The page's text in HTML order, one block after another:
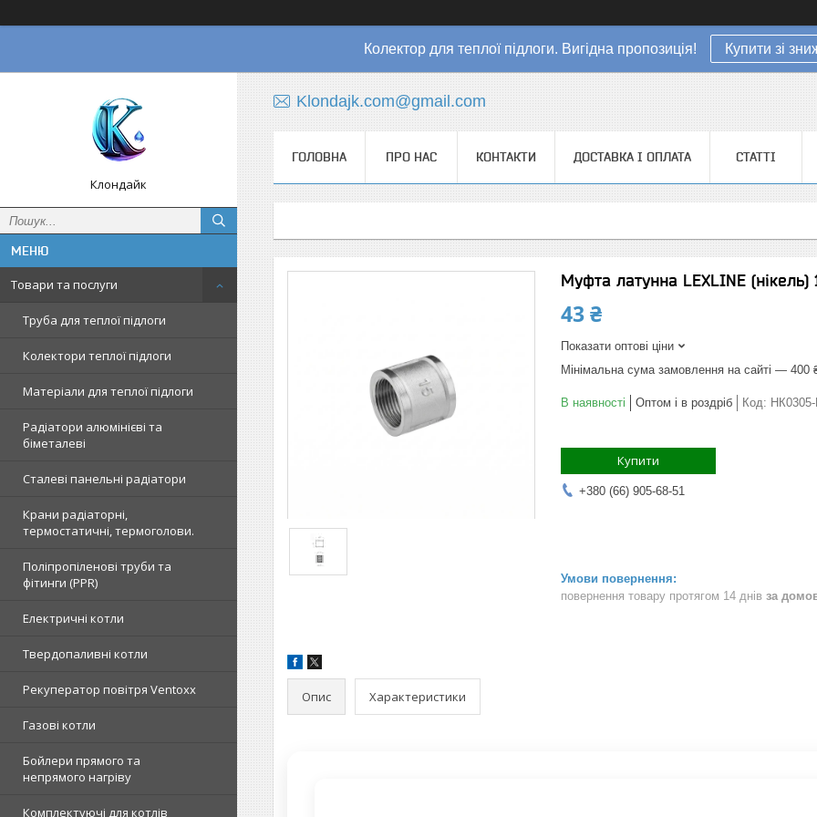
Колектор для теплої підлоги. Вигідна пропозиція! Купити зі
Клондайк
Товари та послуги
Труба для теплої підлоги
Колектори теплої підлоги
Матеріали для теплої підлоги
Радіатори алюмінієві та
біметалеві
Сталеві панельні радіатори
Крани радіаторні,
термостатичні, термоголови.
Поліпропіленові труби та
фітинги (PPR)
Електричні котли
Твердопаливні котли
Рекуператор повітря Ventoxx
Газові котли
Бойлери прямого та
непрямого нагріву
Комплектуючі для котлів
Klondajk.com@gmail.com
ГОЛОВНА ПРО НАС КОНТАКТИ ДОСТАВКА І ОПЛАТА СТАТТІ
Муфта латунна LEXLINE (нікель)
43 ₴
Показати оптові ціни
Мінімальна сума замовлення на сайті — 400
В наявності Оптом і в роздріб Код:
Купити
+380 (66) 905-68-51
повернення товару протягом 14 днів за
Опис Характеристики